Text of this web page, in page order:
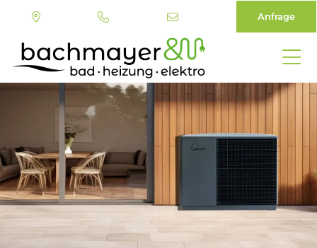
Direkt
Anfrage